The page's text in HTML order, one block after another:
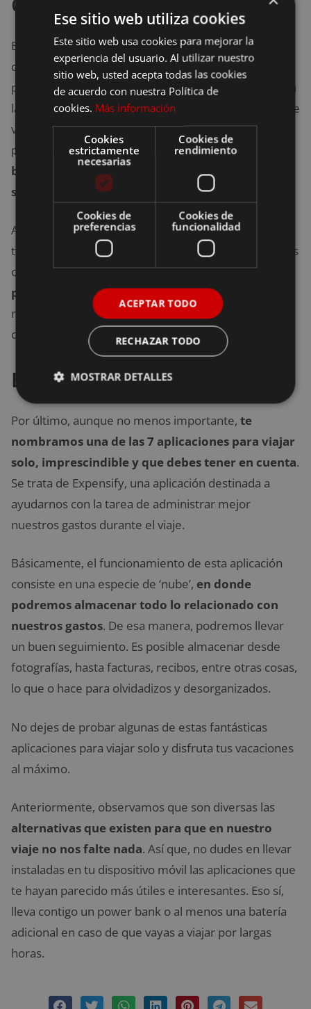
El funcionamiento de Gogobot ha tenido tanto éxito,
que muchos lo consideran como ‘la aplicación
predilecta’ del turista. Esto se debe sobre todo a toda
la información valiosa que puede aportarnos antes de
viajar. De esa manera, al elegir el lugar que
planeamos visitar,Gogobot se encarga de
brindarnos la información de mayor interés
sobre el destinoque queremos visitar.
Además, la plataforma interactiva de esta aplicación
te brinda la posibilidad de realizar tus propias reviews
o conocer las de terceros.Esto resulta una ventaja
para crear una lista,priorizando los lugares más
recomendados por otros usuarios. Así, sabrás
claramente qué visitar primero durante tu
Expensify
Por último, aunque no menos importante, te
nombramos una de las 7 aplicaciones para viajar
solo, imprescindible y que debes tener en cuenta.
Se trata de Expensify, una aplicación destinada a
ayudarnos con la tarea de administrar mejor
nuestros gastos durante el viaje.
Básicamente, el funcionamiento de esta aplicación
consiste en una especie de ‘nube’, en donde
podremos almacenar todo lo relacionado con
nuestros gastos. De esa manera, podremos llevar
un buen seguimiento. Es posible almacenar desde
fotografías, hasta facturas, recibos, entre otras cosas,
lo que o hace para olvidadizos y desorganizados.
No dejes de probar algunas de estas fantásticas
aplicaciones para viajar solo y disfruta tus vacaciones
al máximo.
Anteriormente, observamos que son diversas las
alternativas que existen para que en nuestro
viaje no nos falte nada. Así que, no dudes en llevar
instaladas en tu dispositivo móvil las aplicaciones que
te hayan parecido más útiles e interesantes. Eso sí,
lleva contigo un power bank o al menos una batería
adicional en caso de que vayas a viajar por largas
horas.
Ese sitio web utiliza cookies
Este sitio web usa cookies para mejorar la
experiencia del usuario. Al utilizar nuestro
sitio web, usted acepta todas las cookies
de acuerdo con nuestra Política de
cookies. Más información
Cookies
estrictamente
necesarias
Cookies de
rendimiento
Cookies de
preferencias
Cookies de
funcionalidad
ACEPTAR TODO
RECHAZAR TODO
MOSTRAR DETALLES